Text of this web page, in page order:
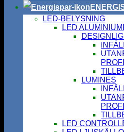
LED-BELYSNING
LED
LUMINES
LED